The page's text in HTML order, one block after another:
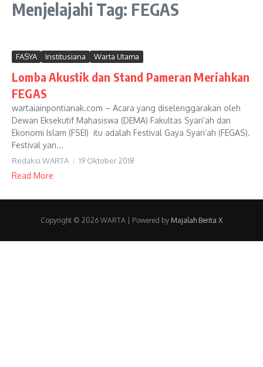
Menjelajahi Tag: FEGAS
FASYA Institusiana Warta Utama
Lomba Akustik dan Stand Pameran Meriahkan
FEGAS
wartaiainpontianak.com – Acara yang diselenggarakan oleh
Dewan Eksekutif Mahasiswa (DEMA) Fakultas Syari’ah dan
Ekonomi Islam (FSEI) itu adalah Festival Gaya Syari’ah (FEGAS).
Festival yan...
Redaksi WARTA 19 Oktober 2018
Read More
Copyright © 2026 WARTA | Powered by Majalah Berita X